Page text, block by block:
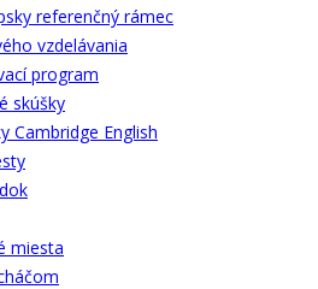
referenčný rámec
vzdelávania
program
skúšky
Cambridge English
miesta